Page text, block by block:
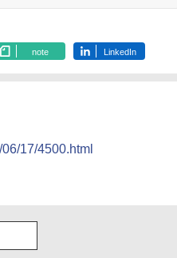
note LinkedIn
17/4500.html